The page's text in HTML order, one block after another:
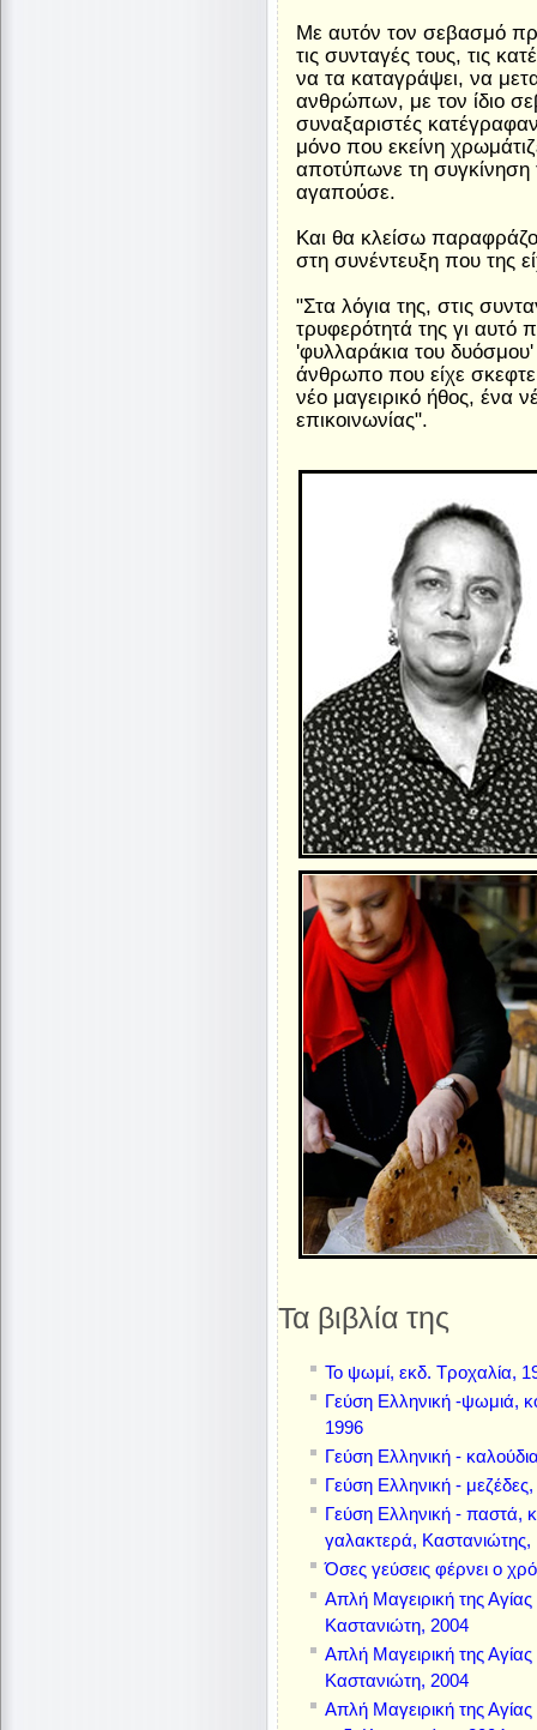
Με αυτόν τον σεβασμό
τις συνταγές τους, τις
να τα καταγράψει, να
ανθρώπων, με τον ίδιο
συναξαριστές
μόνο που εκείνη
αποτύπωνε τη συγκίνηση
αγαπούσε.
Και θα κλείσω
στη συνέντευξη που της
"Στα λόγια της, στις
τρυφερότητά της γι αυτό
'φυλλαράκια του δυόσμου'
άνθρωπο που είχε
νέο μαγειρικό ήθος, ένα
επικοινωνίας".
Τα βιβλία της
Το ψωμί, εκδ. Τροχαλία,
Γεύση Ελληνική -ψωμιά,
1996
Γεύση Ελληνική -
Γεύση Ελληνική -
Γεύση Ελληνική - παστά,
γαλακτερά, Καστανιώτης,
Όσες γεύσεις φέρνει ο
Απλή Μαγειρική της
Καστανιώτη, 2004
Απλή Μαγειρική της
Καστανιώτη, 2004
Απλή Μαγειρική της